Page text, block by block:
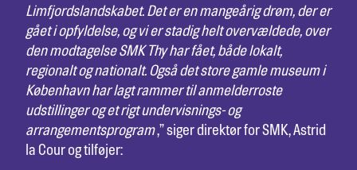
Limfjordslandskabet. Det er en mangeårig drøm, der er
gået i opfyldelse, og vi er stadig helt overvældede, over
den modtagelse SMK Thy har fået, både lokalt,
regionalt og nationalt. Også det store gamle museum i
København har lagt rammer til anmelderroste
udstillinger og et rigt undervisnings- og
arrangementsprogram,” siger direktør for SMK, Astrid
la Cour og tilføjer: